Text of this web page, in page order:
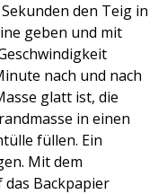
den Teig in
geben und mit
nach und nach
glatt ist, die
in einen
füllen. Ein
Mit dem
Backpapier